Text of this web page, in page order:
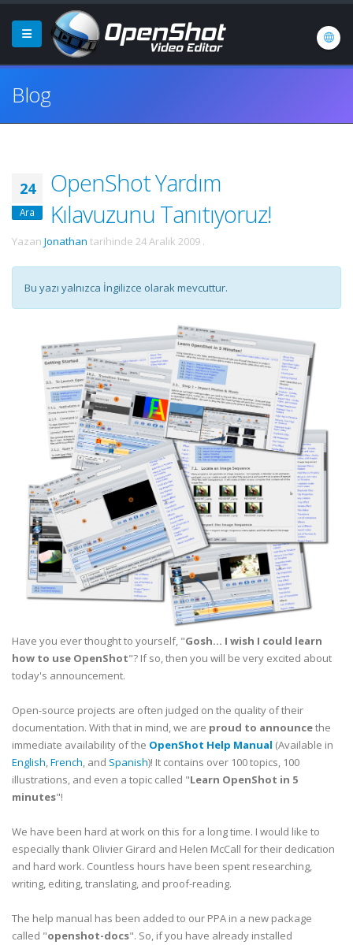
Blog
24
Ara
OpenShot Yardım
Kılavuzunu Tanıtıyoruz!
Yazan Jonathan tarihinde 24 Aralık 2009 .
Bu yazı yalnızca İngilizce olarak mevcuttur.
Have you ever thought to yourself, "Gosh... I wish I could learn
how to use OpenShot"? If so, then you will be very excited about
today's announcement.
Open-source projects are often judged on the quality of their
documentation. With that in mind, we are proud to announcethe
immediate availability of the OpenShot Help Manual (Available in
English,French, and Spanish)! It contains over 100 topics, 100
illustrations, and even a topic called "Learn OpenShot in 5
minutes"!
We have been hard at work on this for a long time. I would like to
especially thank Olivier Girard and Helen McCall for their dedication
and hard work. Countless hours have been spent researching,
writing, editing, translating, and proof-reading.
The help manual has been added to our PPA in a new package
called "openshot-docs". So, if you have already installed